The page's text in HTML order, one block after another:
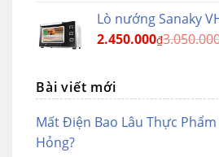
Lò nướng Sanaky
2.450.000₫
Bài viết mới
Mất Điện Bao Lâu Thực
Hỏng?